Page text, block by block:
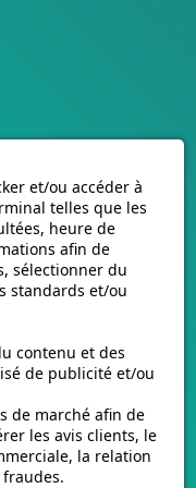
élément
sur la route. Elle
conducteurs de
en conformité
Vous avez le
délivrées par les
qui vous
touche
offrent
Plaques
et/ou accéder à
telles que les
heure de
afin de
sélectionner du
standards et/ou
contenu et des
de publicité et/ou
de marché afin de
les avis clients, le
la relation